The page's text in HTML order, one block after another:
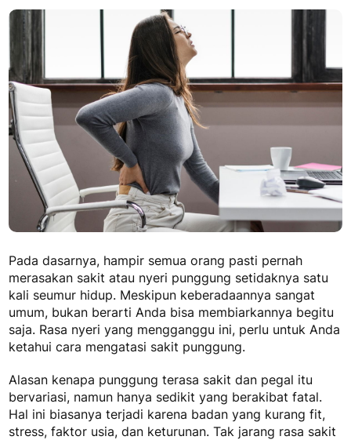
Pada dasarnya, hampir semua orang pasti pernah
merasakan sakit atau nyeri punggung setidaknya satu
kali seumur hidup. Meskipun keberadaannya sangat
umum, bukan berarti Anda bisa membiarkannya begitu
saja. Rasa nyeri yang mengganggu ini, perlu untuk Anda
ketahui cara mengatasi sakit punggung.
Alasan kenapa punggung terasa sakit dan pegal itu
bervariasi, namun hanya sedikit yang berakibat fatal.
Hal ini biasanya terjadi karena badan yang kurang fit,
stress, faktor usia, dan keturunan. Tak jarang rasa sakit